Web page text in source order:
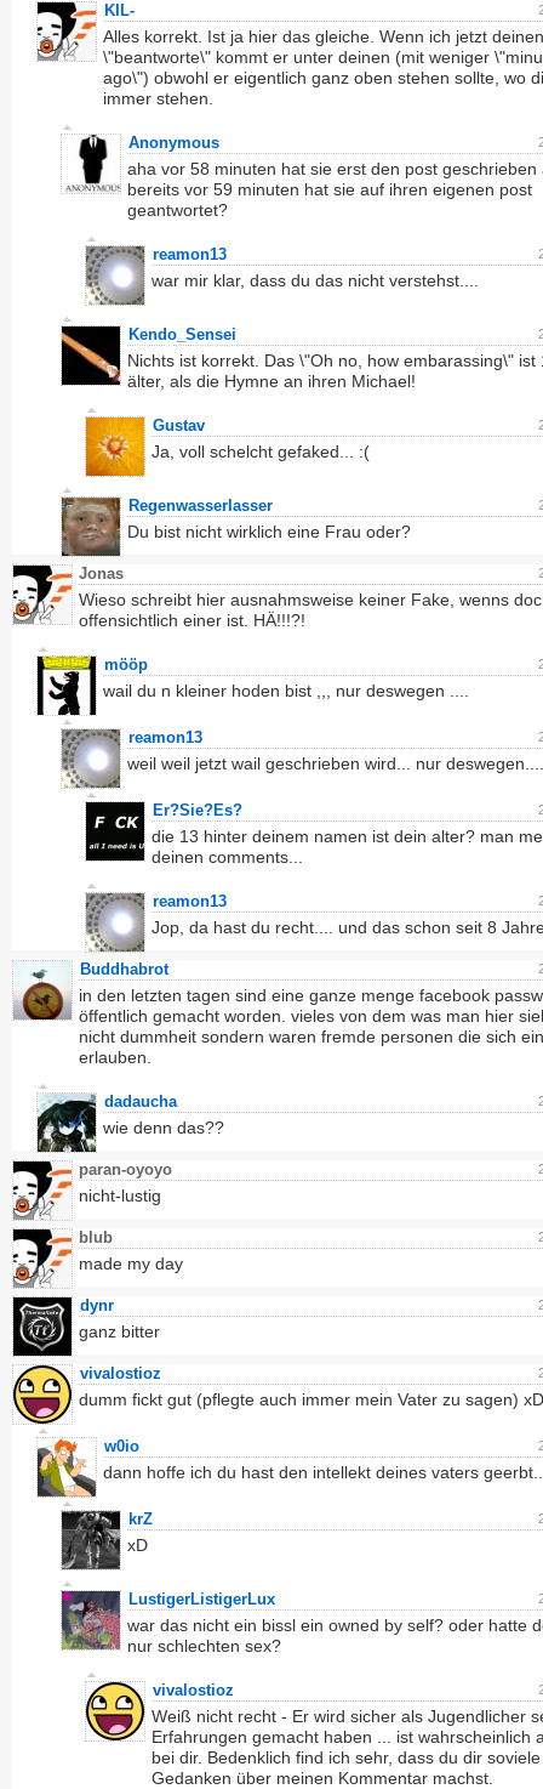
KIL-
Alles korrekt. Ist ja hier das gleiche. Wenn ich jetzt
\"beantworte\" kommt er unter deinen (mit weniger
ago\") obwohl er eigentlich ganz oben stehen sollte, wo
immer stehen.
Anonymous
aha vor 58 minuten hat sie erst den post geschrieben
bereits vor 59 minuten hat sie auf ihren eigenen post
geantwortet?
reamon13
war mir klar, dass du das nicht verstehst....
Kendo_Sensei
Nichts ist korrekt. Das \"Oh no, how embarassing\" ist
älter, als die Hymne an ihren Michael!
Gustav
Ja, voll schelcht gefaked... :(
Regenwasserlasser
Du bist nicht wirklich eine Frau oder?
Jonas
Wieso schreibt hier ausnahmsweise keiner Fake, wenns
offensichtlich einer ist. HÄ!!!?!
mööp
wail du n kleiner hoden bist ,,, nur deswegen ....
reamon13
weil weil jetzt wail geschrieben wird... nur deswegen....
Er?Sie?Es?
die 13 hinter deinem namen ist dein alter? man
deinen comments...
reamon13
Jop, da hast du recht.... und das schon seit 8
Buddhabrot
in den letzten tagen sind eine ganze menge facebook
öffentlich gemacht worden. vieles von dem was man hier
nicht dummheit sondern waren fremde personen die sich
erlauben.
dadaucha
wie denn das??
paran-oyoyo
nicht-lustig
blub
made my day
dynr
ganz bitter
vivalostioz
dumm fickt gut (pflegte auch immer mein Vater zu sagen) xD
w0io
dann hoffe ich du hast den intellekt deines vaters
krZ
xD
LustigerListigerLux
war das nicht ein bissl ein owned by self? oder hatte
nur schlechten sex?
vivalostioz
Weiß nicht recht - Er wird sicher als Jugendlicher
Erfahrungen gemacht haben ... ist wahrscheinlich
bei dir. Bedenklich find ich sehr, dass du dir soviele
Gedanken über meinen Kommentar machst.